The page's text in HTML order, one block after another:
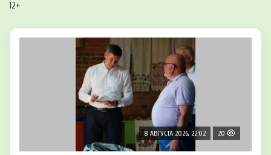
12+
8 АВГУСТА 2026, 22:02 20